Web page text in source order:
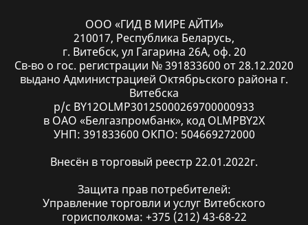
ООО «ГИД В МИРЕ АЙТИ»
210017, Республика Беларусь,
г. Витебск, ул Гагарина 26А, оф. 20
Св-во о гос. регистрации № 391833600 от 28.12.2020
выдано Администрацией Октябрьского района г.
Витебска
р/с BY12OLMP30125000269700000933
в ОАО «Белгазпромбанк», код OLMPBY2X
УНП: 391833600 ОКПО: 504669272000
Внесён в торговый реестр 22.01.2022г.
Защита прав потребителей:
Управление торговли и услуг Витебского
горисполкома: +375 (212) 43-68-22